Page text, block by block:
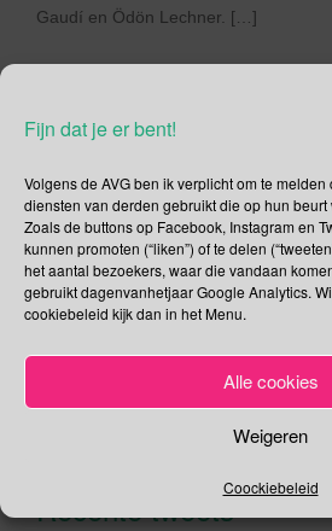
Fijn dat je er bent!
Volgens de AVG ben ik verplicht om te
diensten van derden gebruikt die op hun
Zoals de buttons op Facebook, Instagram en
kunnen promoten (“liken”) of te delen
het aantal bezoekers, waar die vandaan
gebruikt dagenvanhetjaar Google Analytics.
cookiebeleid kijk dan in het Menu.
Alle cookies
Weigeren
Coockiebeleid
Gaudí en Ödön Lechner. […]
Social Media
Je kunt me volgen op
Zoeken
Recente tweets